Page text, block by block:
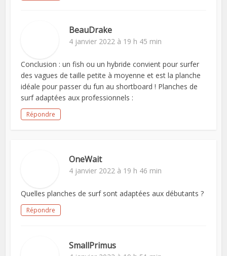
BeauDrake
4 janvier 2022 à 19 h 45 min
Conclusion : un fish ou un hybride convient pour surfer
des vagues de taille petite à moyenne et est la planche
idéale pour passer du fun au shortboard ! Planches de
surf adaptées aux professionnels :
Répondre
OneWait
4 janvier 2022 à 19 h 46 min
Quelles planches de surf sont adaptées aux débutants ?
Répondre
SmallPrimus